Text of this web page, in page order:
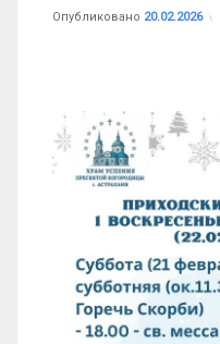
Опубликовано 20.02.2026